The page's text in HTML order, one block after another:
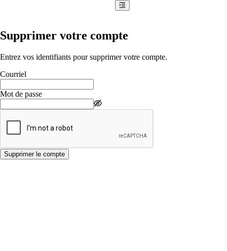
Supprimer votre compte
Entrez vos identifiants pour supprimer votre compte.
Courriel
Mot de passe
Supprimer le compte